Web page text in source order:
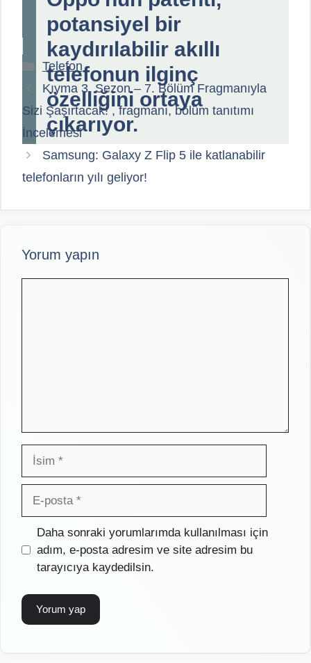
potansiyel bir
kaydırılabilir akıllı
telefonun ilginç
özelliğini ortaya
çıkarıyor.
Kategoriler
Telefon
Kıyma 3. Sezon – 7. Bölüm Fragmanıyla
Sizi Şaşırtacak! , fragmanı, bölüm tanıtımı
İncelemesi
Samsung: Galaxy Z Flip 5 ile katlanabilir
telefonların yılı geliyor!
Yorum yapın
İsim
posta
İnternet
sitesi
Daha sonraki yorumlarımda kullanılması için
adım, e-posta adresim ve site adresim bu
tarayıcıya kaydedilsin.